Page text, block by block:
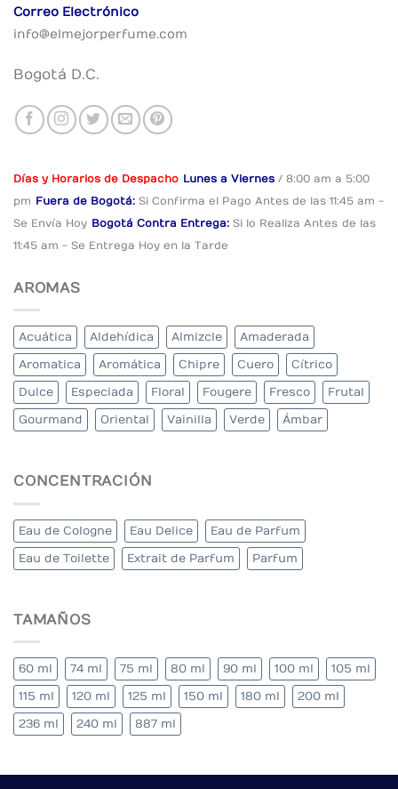
Correo Electrónico
info@elmejorperfume.com
Bogotá D.C.
Días y Horarios de Despacho Lunes a Viernes / 8:00 am a 5:00
pm Fuera de Bogotá: Si Confirma el Pago Antes de las 11:45 am -
Se Envía Hoy Bogotá Contra Entrega: Si lo Realiza Antes de las
11:45 am - Se Entrega Hoy en la Tarde
AROMAS
Acuática Aldehídica Almizcle Amaderada
Aromatica Aromática Chipre Cuero Cítrico
Dulce Especiada Floral Fougere Fresco Frutal
Gourmand Oriental Vainilla Verde Ámbar
CONCENTRACIÓN
Eau de Cologne Eau Delice Eau de Parfum
Eau de Toilette Extrait de Parfum Parfum
TAMAÑOS
60 ml 74 ml 75 ml 80 ml 90 ml 100 ml 105 ml
115 ml 120 ml 125 ml 150 ml 180 ml 200 ml
236 ml 240 ml 887 ml